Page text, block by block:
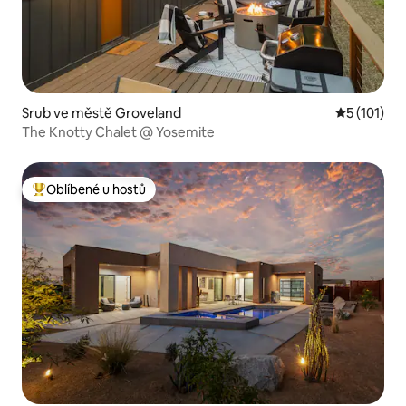
Srub ve městě Groveland Průměrné
5 (101)
The Knotty Chalet @ Yosemite
Nejlepší v kategorii Oblíbené u hostů
Oblíbené u hostů